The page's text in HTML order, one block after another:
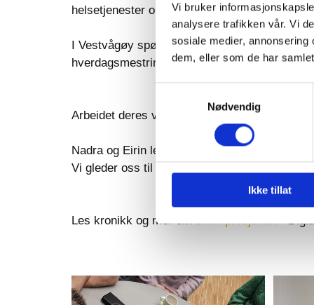
Vi bruker
analysere trafikken vår. Vi
sosiale medier,
dem, eller som de har
Nødvendig
Ikke tillat
helsetjenester organiseres og leveres på.
I Vestvågøy spør de innbyggerne: Hva er
hverdagsmestring og selvstendighet.
Arbeidet deres viser hva engasjerte ansatte
Nadra og Eirin ledet prosjektets avsluttende
Vi gleder oss til å se hva dere får til fremover!
Les kronikk og mer omDIVA prosjektet-